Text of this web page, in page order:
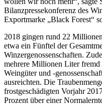
Bilanzpressekonferenz des
Exportmarke „Black Forest“
2018 gingen rund 22
etwa ein Fünftel der
Winzergenossenschaften.
mehrere Millionen Liter
Weingüter und -
ausreichten. Die
frostgeschädigten Vorjahr
Prozent über einer